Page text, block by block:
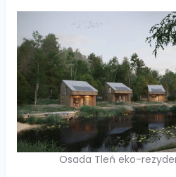
Osada Tleń eko-